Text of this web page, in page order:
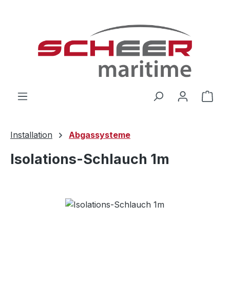
Installation Abgassysteme
Isolations-Schlauch 1m
Bildergalerie überspringen